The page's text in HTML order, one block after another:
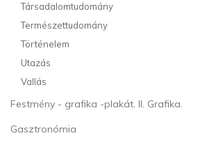
Társadalomtudomány
Természettudomány
Történelem
Utazás
Vallás
Festmény - grafika -plakát. II. Grafika.
Gasztronómia